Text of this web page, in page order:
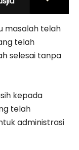
masalah telah
telah
selesai tanpa
kepada
telah
administrasi